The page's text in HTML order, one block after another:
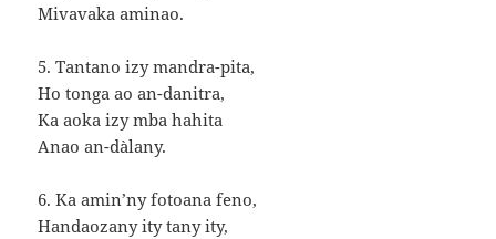
Mivavaka aminao.
5. Tantano izy mandra-pita,
Ho tonga ao an-danitra,
Ka aoka izy mba hahita
Anao an-dàlany.
6. Ka amin’ny fotoana feno,
Handaozany ity tany ity,